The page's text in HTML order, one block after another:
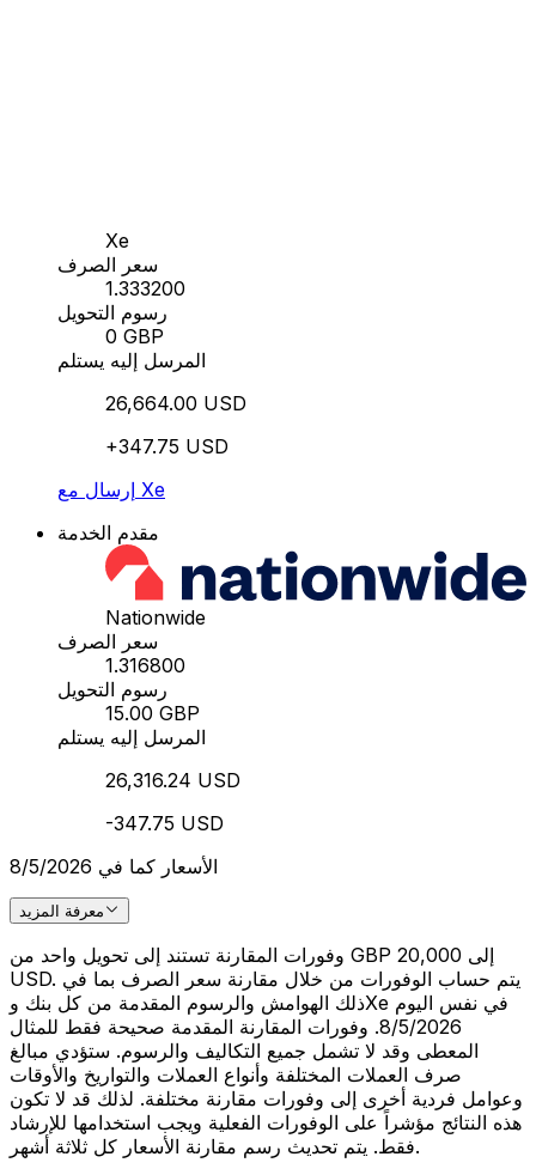
Xe
سعر الصرف
1.333200
رسوم التحويل
0 GBP
المرسل إليه يستلم
26,664.00 USD
+347.75 USD
إرسال مع Xe
مقدم الخدمة
Nationwide
سعر الصرف
1.316800
رسوم التحويل
15.00 GBP
المرسل إليه يستلم
26,316.24 USD
-347.75 USD
الأسعار كما في 8/5/2026
معرفة المزيد
وفورات المقارنة تستند إلى تحويل واحد من GBP 20,000 إلى
USD. يتم حساب الوفورات من خلال مقارنة سعر الصرف بما في
ذلك الهوامش والرسوم المقدمة من كل بنك وXe في نفس اليوم
8/5/2026. وفورات المقارنة المقدمة صحيحة فقط للمثال
المعطى وقد لا تشمل جميع التكاليف والرسوم. ستؤدي مبالغ
صرف العملات المختلفة وأنواع العملات والتواريخ والأوقات
وعوامل فردية أخرى إلى وفورات مقارنة مختلفة. لذلك قد لا تكون
هذه النتائج مؤشراً على الوفورات الفعلية ويجب استخدامها للإرشاد
فقط. يتم تحديث رسم مقارنة الأسعار كل ثلاثة أشهر.